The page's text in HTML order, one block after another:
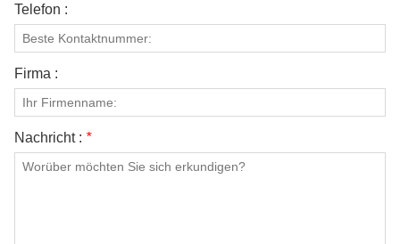
Telefon :
Firma :
Nachricht : *